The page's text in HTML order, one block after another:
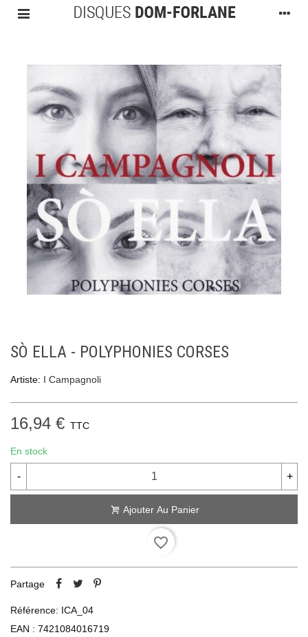
SÒ ELLA - POLYPHONIES CORSES
Artiste: I Campagnoli
16,94 € TTC
En stock
- +
Ajouter Au Panier
favorite_border
Partage
Référence: ICA_04
EAN : 7421084016719